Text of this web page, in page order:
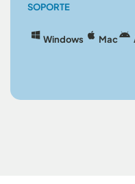
SOPORTE
Windows Mac